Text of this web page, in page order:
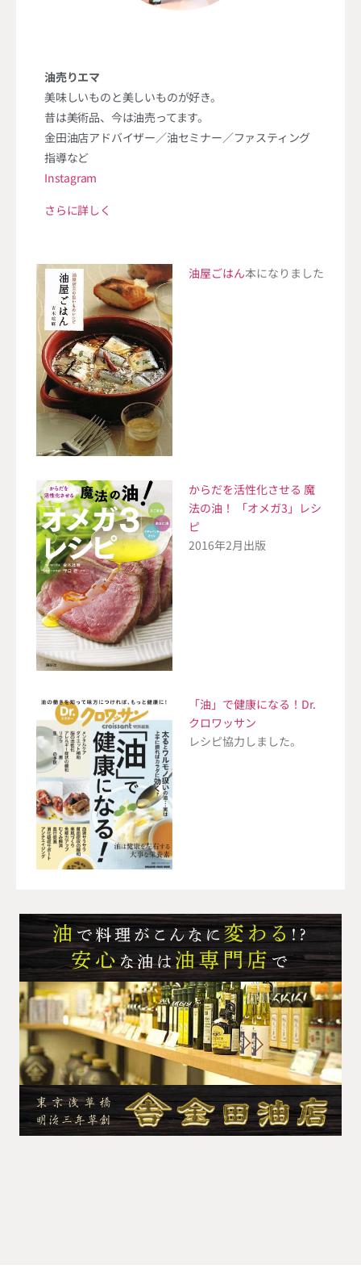
油売りエマ
美味しいものと美しいものが好き。
昔は美術品、今は油売ってます。
金田油店アドバイザー／油セミナー／ファスティング
指導など
Instagram
さらに詳しく
油屋ごはん本になりました
からだを活性化させる 魔
法の油！ 「オメガ3」レシ
ピ
2016年2月出版
「油」で健康になる！Dr.
クロワッサン
レシピ協力しました。